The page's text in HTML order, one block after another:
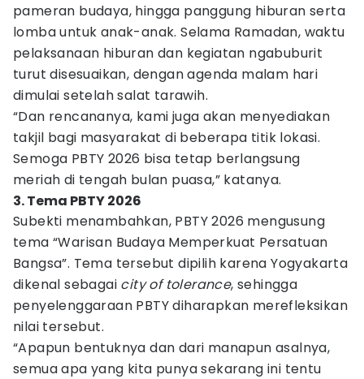
pameran budaya, hingga panggung hiburan serta
lomba untuk anak-anak. Selama Ramadan, waktu
pelaksanaan hiburan dan kegiatan ngabuburit
turut disesuaikan, dengan agenda malam hari
dimulai setelah salat tarawih.
“Dan rencananya, kami juga akan menyediakan
takjil bagi masyarakat di beberapa titik lokasi.
Semoga PBTY 2026 bisa tetap berlangsung
meriah di tengah bulan puasa,” katanya.
3. Tema PBTY 2026
Subekti menambahkan, PBTY 2026 mengusung
tema “Warisan Budaya Memperkuat Persatuan
Bangsa”. Tema tersebut dipilih karena Yogyakarta
dikenal sebagai city of tolerance, sehingga
penyelenggaraan PBTY diharapkan merefleksikan
nilai tersebut.
“Apapun bentuknya dan dari manapun asalnya,
semua apa yang kita punya sekarang ini tentu